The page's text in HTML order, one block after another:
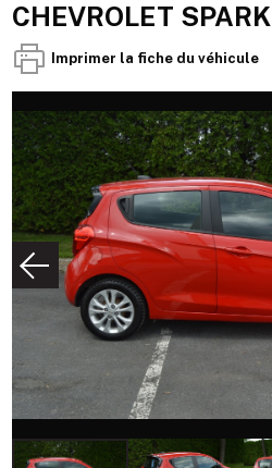
CHEVROLET SPARK
Imprimer la fiche du véhicule